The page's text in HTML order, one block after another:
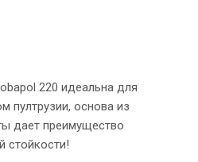
220 идеальна для
пултрузии, основа из
дает преимущество
стойкости!